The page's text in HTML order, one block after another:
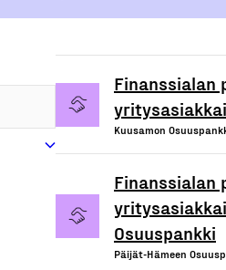
Finanssialan
Kuusamon
Finanssialan
Osuuspankki
Päijät-Hämeen